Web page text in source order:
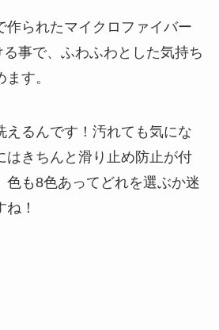
作られたマイクロファイバー
事で、ふわふわとした気持ち
す。
えるんです！汚れても気にな
はきちんと滑り止め防止が付
色も8色あってどれを選ぶか迷
！